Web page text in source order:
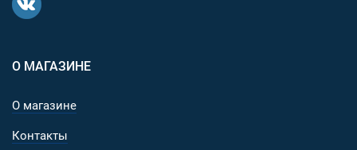
О МАГАЗИНЕ
О магазине
Контакты